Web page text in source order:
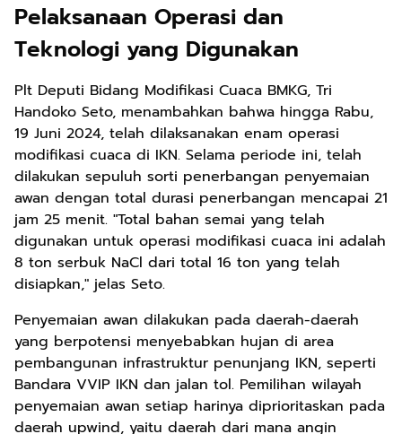
Pelaksanaan Operasi dan
Teknologi yang Digunakan
Plt Deputi Bidang Modifikasi Cuaca BMKG, Tri
Handoko Seto, menambahkan bahwa hingga Rabu,
19 Juni 2024, telah dilaksanakan enam operasi
modifikasi cuaca di IKN. Selama periode ini, telah
dilakukan sepuluh sorti penerbangan penyemaian
awan dengan total durasi penerbangan mencapai 21
jam 25 menit. "Total bahan semai yang telah
digunakan untuk operasi modifikasi cuaca ini adalah
8 ton serbuk NaCl dari total 16 ton yang telah
disiapkan," jelas Seto.
Penyemaian awan dilakukan pada daerah-daerah
yang berpotensi menyebabkan hujan di area
pembangunan infrastruktur penunjang IKN, seperti
Bandara VVIP IKN dan jalan tol. Pemilihan wilayah
penyemaian awan setiap harinya diprioritaskan pada
daerah upwind, yaitu daerah dari mana angin